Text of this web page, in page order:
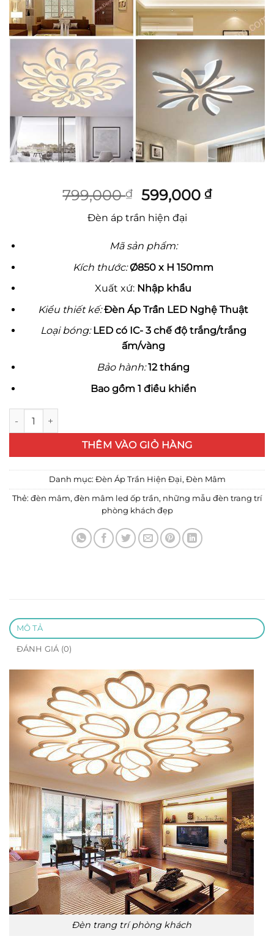
799,000₫
Giá
gốc
là:
799,000 ₫.
599,000 ₫Giá
Đèn áp trần hiện đại
Mã sản phẩm:
Kích thước: Ø850 x H 150mm
Xuất xứ: Nhập khẩu
Kiểu thiết kế: Đèn Áp Trần LED Nghệ Thuật
Loại bóng: LED có IC- 3 chế độ trắng/trắng
ấm/vàng
Bảo hành: 12 tháng
Bao gồm 1 điều khiển
17 mẫu đèn mâm áp trân hiện đại số lượng
THÊM VÀO GIỎ HÀNG
Danh mục: Đèn Áp Trần Hiện Đại, Đèn Mâm
Thẻ: đèn mâm, đèn mâm led ốp trần, những mẫu đèn trang trí
phòng khách đẹp
MÔ TẢ
ĐÁNH GIÁ (0)
Đèn trang trí phòng khách